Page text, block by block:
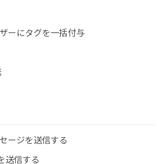
ーにタグを一括付与
ージを送信する
送信する